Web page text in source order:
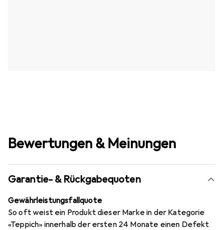
Bewertungen & Meinungen
Garantie- & Rückgabequoten
Gewährleistungsfallquote
So oft weist ein Produkt dieser Marke in der Kategorie
«Teppich» innerhalb der ersten 24 Monate einen Defekt